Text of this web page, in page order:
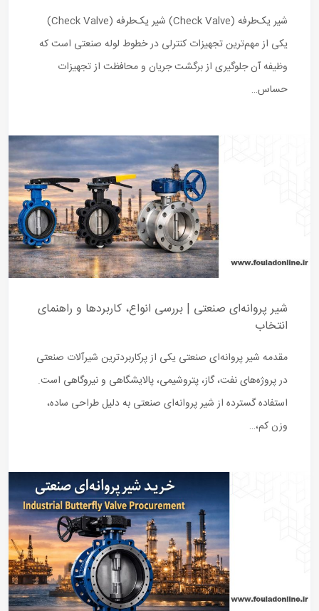
شیر یک‌طرفه (Check Valve) شیر یک‌طرفه (Check Valve)
یکی از مهم‌ترین تجهیزات کنترلی در خطوط لوله صنعتی است که
وظیفه آن جلوگیری از برگشت جریان و محافظت از تجهیزات
حساس…
شیر پروانه‌ای صنعتی | بررسی انواع، کاربردها و راهنمای
انتخاب
مقدمه شیر پروانه‌ای صنعتی یکی از پرکاربردترین شیرآلات صنعتی
در پروژه‌های نفت، گاز، پتروشیمی، پالایشگاهی و نیروگاهی است.
استفاده گسترده از شیر پروانه‌ای صنعتی به دلیل طراحی ساده،
وزن کم،…